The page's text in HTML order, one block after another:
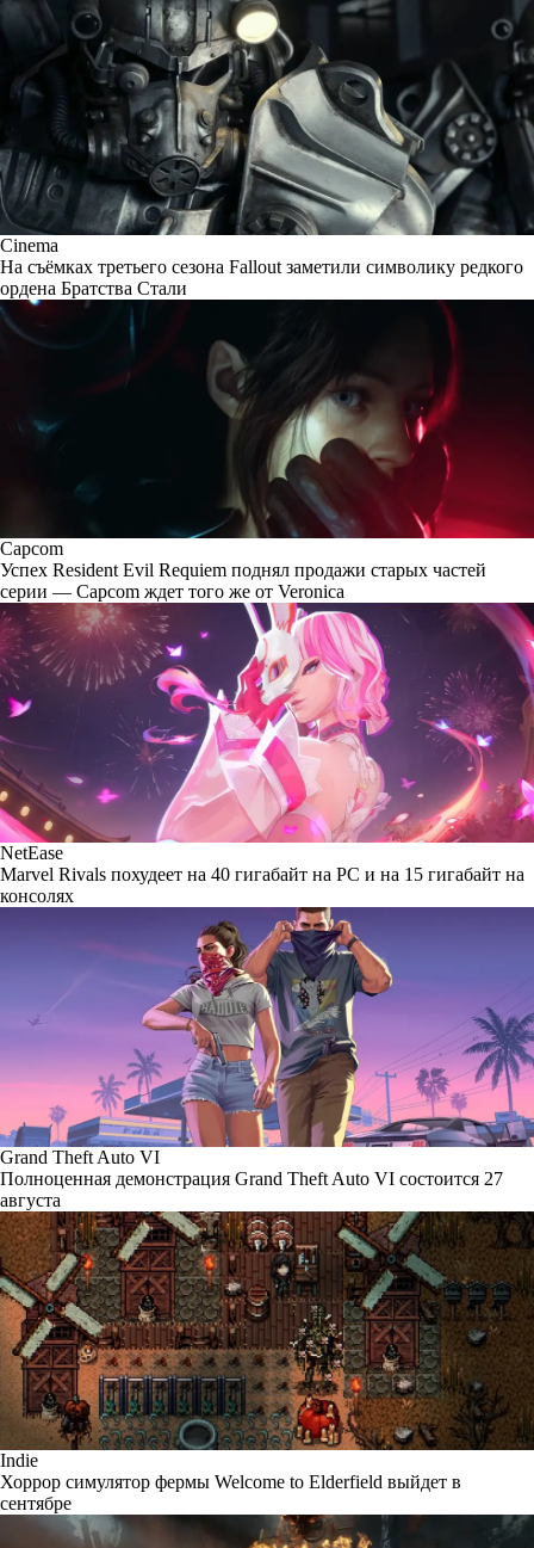
Cinema
На съёмках третьего сезона Fallout заметили символику редкого
ордена Братства Стали
Capcom
Успех Resident Evil Requiem поднял продажи старых частей
серии — Capcom ждет того же от Veronica
NetEase
Marvel Rivals похудеет на 40 гигабайт на PC и на 15 гигабайт на
консолях
Grand Theft Auto VI
Полноценная демонстрация Grand Theft Auto VI состоится 27
августа
Indie
Хоррор симулятор фермы Welcome to Elderfield выйдет в
сентябре